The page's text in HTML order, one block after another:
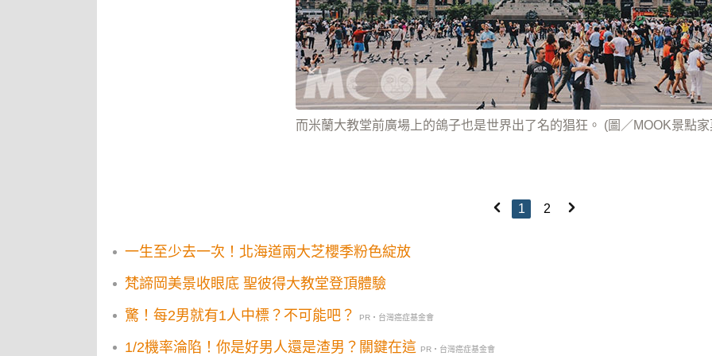
而米蘭大教堂前廣場上的鴿子也是世界出了名的猖狂。 (圖／MOOK景點
1 2
一生至少去一次！北海道兩大芝櫻季粉色綻放
梵諦岡美景收眼底 聖彼得大教堂登頂體驗
驚！每2男就有1人中標？不可能吧？
PR・台灣癌症基金會
1/2機率淪陷！你是好男人還是渣男？關鍵在這 PR・台灣癌症基金會